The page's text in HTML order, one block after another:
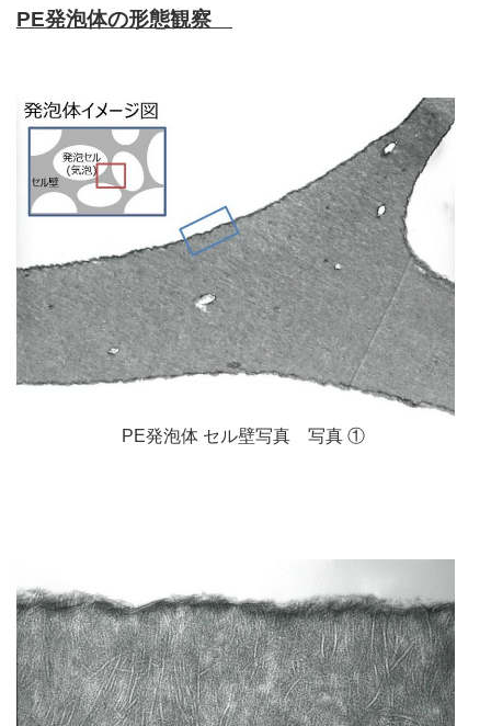
PE発泡体の形態観察
PE発泡体 セル壁写真 写真 ①